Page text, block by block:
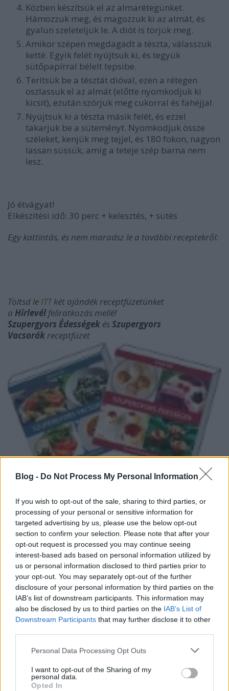
Blog - Do Not Process My Personal Information
If you wish to opt-out of the sale, sharing to third parties, or
processing of your personal or sensitive information for
targeted advertising by us, please use the below opt-out
section to confirm your selection. Please note that after your
opt-out request is processed you may continue seeing
interest-based ads based on personal information utilized by
us or personal information disclosed to third parties prior to
your opt-out. You may separately opt-out of the further
disclosure of your personal information by third parties on the
IAB’s list of downstream participants. This information may
also be disclosed by us to third parties on the IAB’s List of
Downstream Participants that may further disclose it to other
Please note that this website/app uses one or more Google
not limited to your visit or usage behaviour. You may click to
grant or deny consent to Google and its third-party tags to
Personal Data Processing Opt Outs
I want to opt-out of the Sharing of my
personal data.
Opted In
Közben készítsük el az almarétegünket.
Hámozzuk meg, és magozzuk ki az almát, és
gyalun szeleteljük le. A diót is törjük meg.
Amikor szépen megdagadt a tészta, válasszuk
ketté. Egyik felét nyújtsuk ki, és tegyük
sütőpapírral bélelt tepsibe.
Terítsük be a tésztát dióval, ezen a rétegen
oszlassuk el az almát (előtte nyomkodjuk ki
kicsit), ezután szórjuk meg cukorral és fahéjjal.
Nyújtsuk ki a tészta másik felét, és ezzel
takarjuk be a süteményt. Nyomkodjuk össze
széleket, kenjük meg tejjel, és 180 fokon, nagyon
lassan süssük, amíg a teteje szép barna nem
lesz.
Jó étvágyat!
Elkészítési idő: 30 perc + kelesztés, + sütés
Egy kattintás, és nem maradsz le a további receptekről:
Töltsd le ITTkét ajándék receptfüzetünket
a Hírlevél feliratkozás mellé!
Szupergyors Édességek ésSzupergyors
Vacsorák receptfüzet